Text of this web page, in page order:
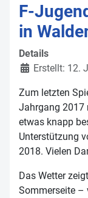
F-
in
Details
Erstellt: 12.
Zum letzten
Jahrgang 2017
etwas knapp
Unterstützung
2018. Vielen
Das Wetter
Sommerseite –